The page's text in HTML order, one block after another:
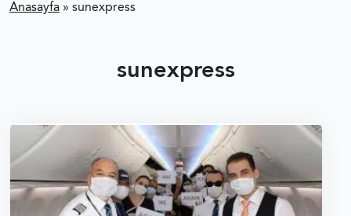
Anasayfa » sunexpress
sunexpress